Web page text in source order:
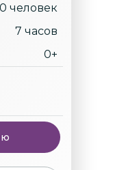
человек
7 часов
0+